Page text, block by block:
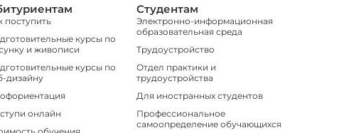
поступить
курсы по
и живописи
курсы по
дизайну
онлайн
Студентам
Электронно-информационная
образовательная среда
Трудоустройство
Отдел практики и
трудоустройства
Для иностранных студентов
Профессиональное
самоопределение обучающихся